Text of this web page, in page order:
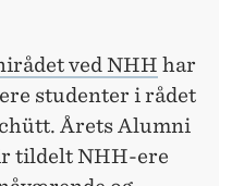
ved NHH har
studenter i rådet
Årets Alumni
tildelt NHH-ere